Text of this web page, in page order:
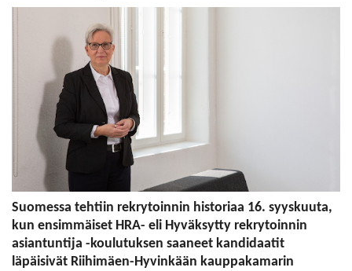
Suomessa tehtiin rekrytoinnin historiaa 16. syyskuuta,
kun ensimmäiset HRA- eli Hyväksytty rekrytoinnin
asiantuntija -koulutuksen saaneet kandidaatit
läpäisivät Riihimäen-Hyvinkään kauppakamarin